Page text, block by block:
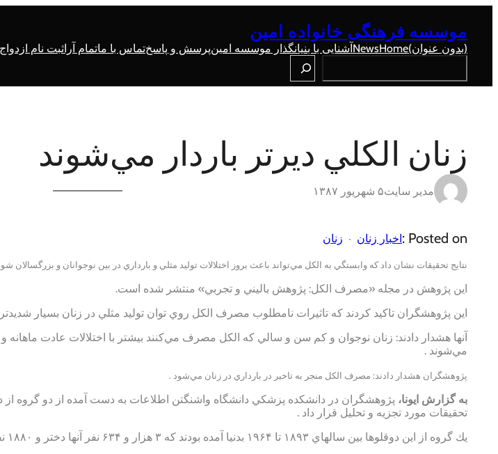
موسسه فرهنگی خانواده امین
(بدون عنوان)Home
Newsآشنایی با بنیانگذار موسسه امینپرسش و پاسختماس با ماتمام آراثبت نام
Search
زنان الكلي ديرتر باردار مي‌شوند
مدیر سایت۵ شهریور ۱۳۸۷
Posted on : اخبار زنان زنان
نتايج تحقيقات نشان داد كه وابستگي به الكل مي‌تواند باعث بروز اختلالات توليد مثلي و بارداري در بين نوجوانان و بزرگسالان
اين پژوهش در مجله «مصرف الكل: پژوهش باليني و تجربي» منتشر شده است.
اين پژوهشگران تاكيد كردند كه تاثيرات نامطلوب مصرف الكل روي توان توليد مثلي در زنان بسيار
آنها هشدار دادند: زنان نوجوان و كم سن و سالي كه الكل مصرف مي‌كنند بيشتر با اختلالات عادت ماهانه
مي‌شوند .
پژوهشگران هشدار دادند: مصرف الكل منجر به تاخير در بارداري در زنان مي‌شود .
به گزارش ايونا، پژوهشگران در دانشكده پزشكي دانشگاه واشنگتن اطلاعات به دست آمده از دو گروه از
تحقيقات مورد تجزيه و تحليل قرار داد .
يك گروه از اين دوقلوها بين سالهاي ۱۸۹۳ تا ۱۹۶۴ بدنيا آمده بودند كه ۳ هزار و ۶۳۴ نفر آنها دختر و ۱۸۸۰ نفر آنها پسر بودند.